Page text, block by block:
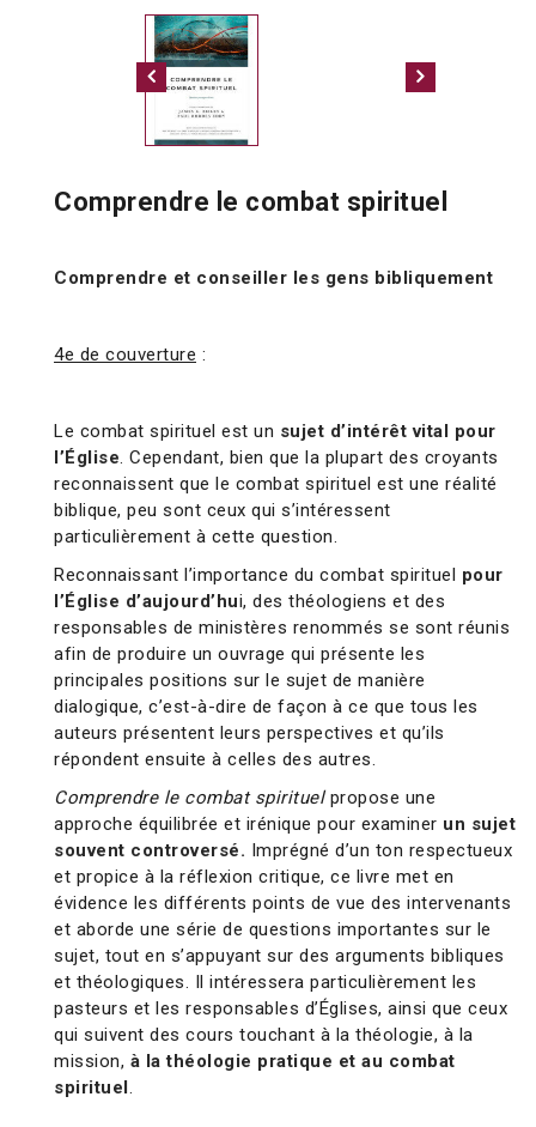
Comprendre le combat spirituel
Comprendre et conseiller les gens bibliquement
4e de couverture :
Le combat spirituel est un sujet d’intérêt vital pour
l’Église. Cependant, bien que la plupart des croyants
reconnaissent que le combat spirituel est une réalité
biblique, peu sont ceux qui s’intéressent
particulièrement à cette question.
Reconnaissant l’importance du combat spirituel pour
l’Église d’aujourd’hui, des théologiens et des
responsables de ministères renommés se sont réunis
afin de produire un ouvrage qui présente les
principales positions sur le sujet de manière
dialogique, c’est-à-dire de façon à ce que tous les
auteurs présentent leurs perspectives et qu’ils
répondent ensuite à celles des autres.
Comprendre le combat spirituelpropose une
approche équilibrée et irénique pour examiner un sujet
souvent controversé. Imprégné d’un ton respectueux
et propice à la réflexion critique, ce livre met en
évidence les différents points de vue des intervenants
et aborde une série de questions importantes sur le
sujet, tout en s’appuyant sur des arguments bibliques
et théologiques. Il intéressera particulièrement les
pasteurs et les responsables d’Églises, ainsi que ceux
qui suivent des cours touchant à la théologie, à la
mission, à la théologie pratique et au combat
spirituel.